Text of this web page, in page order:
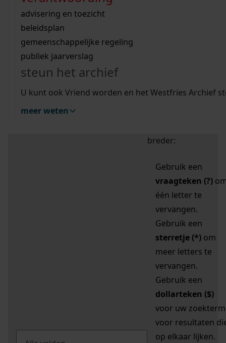
bouwvergunningen
omgevingsvergunningen
vergunningen
beeld en geluid
uitleg nodig?
Wij helpen u op weg met een aantal zoektips.
bekijk alle zoektips
Wij helpen u op weg met een aantal zoektips.
bekijk alle zoektips
bekijk ons geschiedenislokaal
advisering en toezicht
beleidsplan
gemeenschappelijke regeling
publiek jaarverslag
steun het archief
U kunt ook Vriend worden en het Westfries Archief
meer weten
zoektips
Mijn Studiezaal (inloggen)
uw zoekopdracht te
breder:
Gebruik een
vraagteken (?)
één letter te
vervangen.
Gebruik een
sterretje (*) om
meer letters te
vervangen.
Gebruik een
dollarteken ($)
voor uw zoekterm
voor resultaten
op elkaar lijken.